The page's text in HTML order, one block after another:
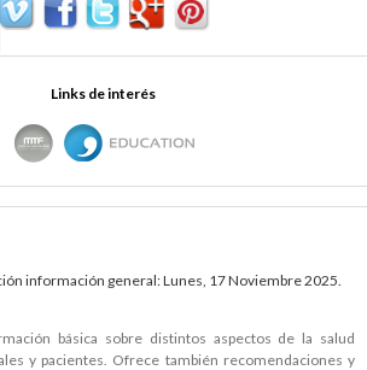
Links de interés
información general: Lunes, 17 Noviembre 2025.
básica sobre distintos aspectos de la salud
y pacientes. Ofrece también recomendaciones y